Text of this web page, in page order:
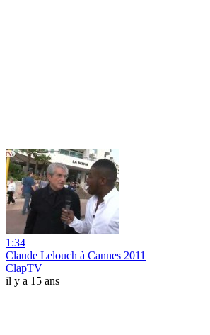
1:34
Claude Lelouch à Cannes 2011
ClapTV
il y a 15 ans